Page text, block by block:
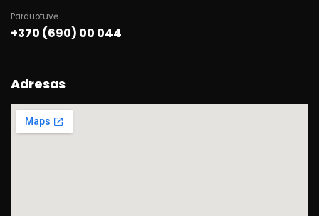
Parduotuvė
+370 (690) 00 044
Adresas